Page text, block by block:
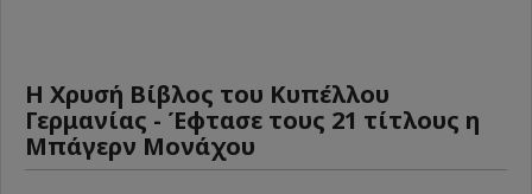
Η Χρυσή Βίβλος του Κυπέλλου
Γερμανίας - Έφτασε τους 21 τίτλους η
Μπάγερν Μονάχου